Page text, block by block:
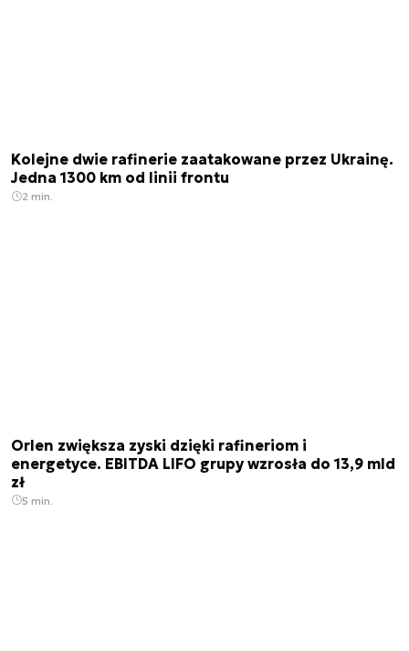
Kolejne dwie rafinerie zaatakowane przez Ukrainę.
Jedna 1300 km od linii frontu
2 min.
Orlen zwiększa zyski dzięki rafineriom i
energetyce. EBITDA LIFO grupy wzrosła do 13,9 mld
zł
5 min.